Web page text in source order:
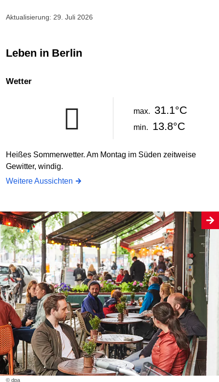
Aktualisierung: 29. Juli 2026
Leben in Berlin
Wetter
max. 31.1°C
min. 13.8°C
Heißes Sommerwetter. Am Montag im Süden zeitweise
Gewitter, windig.
Weitere Aussichten
© dpa